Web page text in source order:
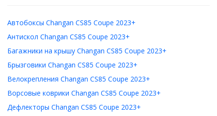
Автобоксы Changan CS85 Coupe 2023+
Антискол Changan CS85 Coupe 2023+
Багажники на крышу Changan CS85 Coupe 2023+
Брызговики Changan CS85 Coupe 2023+
Велокрепления Changan CS85 Coupe 2023+
Ворсовые коврики Changan CS85 Coupe 2023+
Дефлекторы Changan CS85 Coupe 2023+